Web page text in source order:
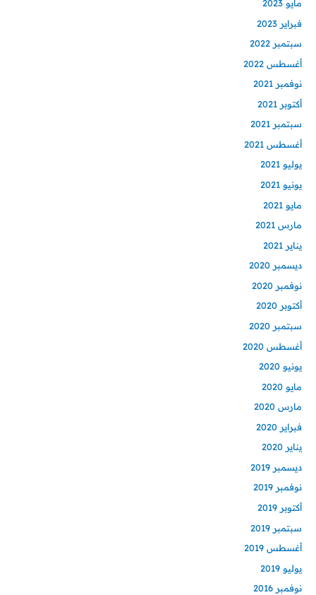
مايو 2023
فبراير 2023
سبتمبر 2022
أغسطس 2022
نوفمبر 2021
أكتوبر 2021
سبتمبر 2021
أغسطس 2021
يوليو 2021
يونيو 2021
مايو 2021
مارس 2021
يناير 2021
ديسمبر 2020
نوفمبر 2020
أكتوبر 2020
سبتمبر 2020
أغسطس 2020
يونيو 2020
مايو 2020
مارس 2020
فبراير 2020
يناير 2020
ديسمبر 2019
نوفمبر 2019
أكتوبر 2019
سبتمبر 2019
أغسطس 2019
يوليو 2019
نوفمبر 2016